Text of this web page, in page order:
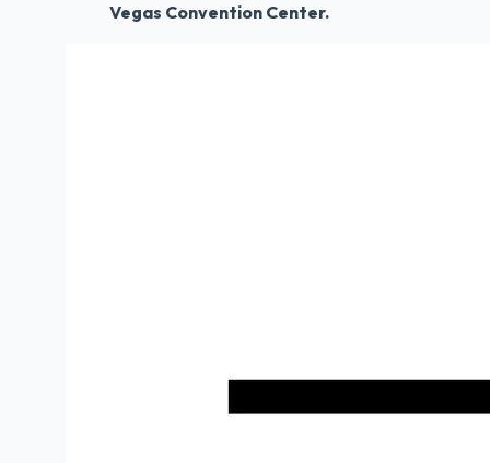
Vegas Convention Center.